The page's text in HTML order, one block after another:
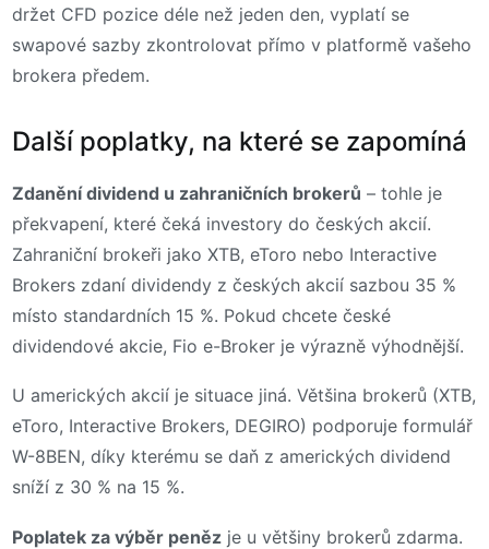
držet CFD pozice déle než jeden den, vyplatí se
swapové sazby zkontrolovat přímo v platformě vašeho
brokera předem.
Další poplatky, na které se zapomíná
Zdanění dividend u zahraničních brokerů – tohle je
překvapení, které čeká investory do českých akcií.
Zahraniční brokeři jako XTB, eToro nebo Interactive
Brokers zdaní dividendy z českých akcií sazbou 35 %
místo standardních 15 %. Pokud chcete české
dividendové akcie, Fio e-Broker je výrazně výhodnější.
U amerických akcií je situace jiná. Většina brokerů (XTB,
eToro, Interactive Brokers, DEGIRO) podporuje formulář
W-8BEN, díky kterému se daň z amerických dividend
sníží z 30 % na 15 %.
Poplatek za výběr peněz je u většiny brokerů zdarma.